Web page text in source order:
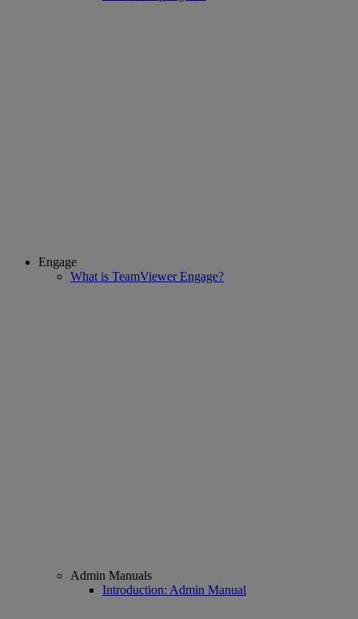
Engage
What is TeamViewer Engage?
Admin Manuals
Introduction: Admin Manual